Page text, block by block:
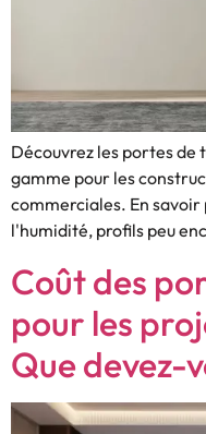
Découvrez les portes de
gamme pour les
commerciales. En
l'humidité, profils peu
Coût des
pour les
Que devez-